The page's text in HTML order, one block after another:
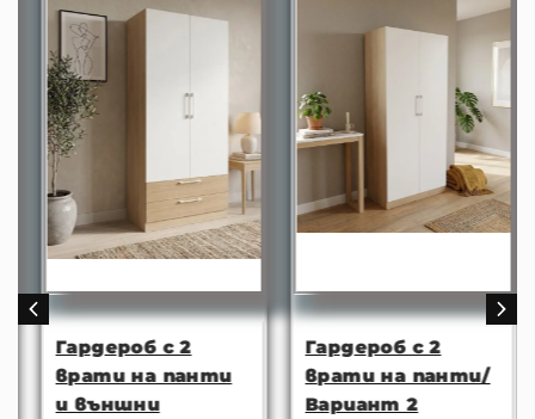
Гардероб с 2
врати на панти
и външни
Гардероб с 2
врати на панти/
Вариант 2